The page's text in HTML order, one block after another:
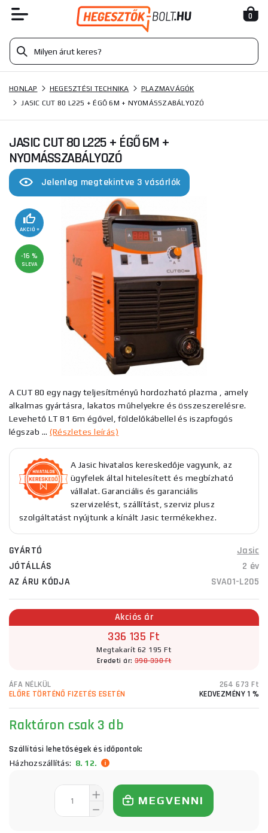
0
HONLAP HEGESZTÉSI TECHNIKA
PLAZMAVÁGÓK
JASIC CUT 80 L225 + ÉGŐ 6M + NYOMÁSSZABÁLYOZÓ
JASIC CUT 80 L225 + ÉGŐ 6M +
NYOMÁSSZABÁLYOZÓ
Jelenleg megtekintve 3 vásárlók
AKCIÓ +
-16 %
SLEVA
A CUT 80 egy nagy teljesítményű hordozható plazma , amely
alkalmas gyártásra, lakatos műhelyekre és összeszerelésre.
Levehető LT 81 6m égővel, földelőkábellel és iszapfogós
légszab ...(Részletes leírás)
A Jasic hivatalos kereskedője vagyunk, az
ügyfelek által hitelesített és megbízható
vállalat. Garanciális és garanciális
szervizelést, szállítást, szerviz plusz
szolgáltatást nyújtunk a kínált Jasic termékekhez.
GYÁRTÓ
Jasic
JÓTÁLLÁS
2 év
AZ ÁRU KÓDJA
SVA01-L205
Akciós ár
336 135 Ft
Megtakarít 62 195 Ft
Eredeti ár: 398 330 Ft
ÁFA NÉLKÜL
264 673 Ft
ELŐRE TÖRTÉNŐ FIZETÉS ESETÉN
KEDVEZMÉNY 1 %
Raktáron csak 3 db
Szállítási lehetőségek és időpontok:
Házhozszállítás: 8. 12.
MEGVENNI